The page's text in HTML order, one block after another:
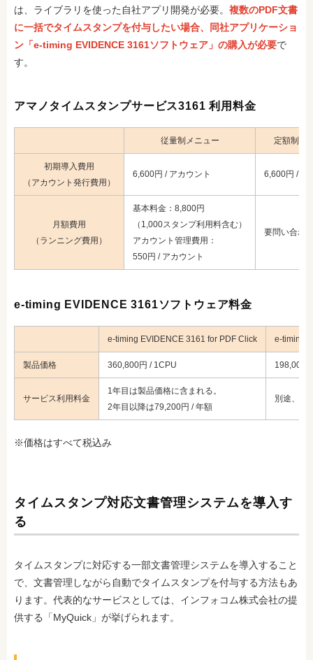
は、ライブラリを使った自社アプリ開発が必要。 複数のPDF文書
に一括でタイムスタンプを付与したい場合、同社アプリケーショ
ン「e-timing EVIDENCE 3161ソフトウェア」の購入が必要で
す。
アマノタイムスタンプサービス3161 利用料金
従量制メニュー 定額制メ
初期導入費用
（アカウント発行費用）
6,600円 / アカウント 6,600円 / ア
月額費用
（ランニング費用）
基本料金：8,800円
（1,000スタンプ利用料含む）
アカウント管理費用：
550円 / アカウント
要問い合わ
e-timing EVIDENCE 3161ソフトウェア料金
e-timing EVIDENCE 3161 for PDF Click e-timing
製品価格 360,800円 / 1CPU 198,000
サービス利用料金
1年目は製品価格に含まれる。
2年目以降は79,200円 / 年額
別途、ア
※価格はすべて税込み
タイムスタンプ対応文書管理システムを導入す
る
タイムスタンプに対応する一部文書管理システムを導入すること
で、文書管理しながら自動でタイムスタンプを付与する方法もあ
ります。代表的なサービスとしては、インフォコム株式会社の提
供する「MyQuick」が挙げられます。